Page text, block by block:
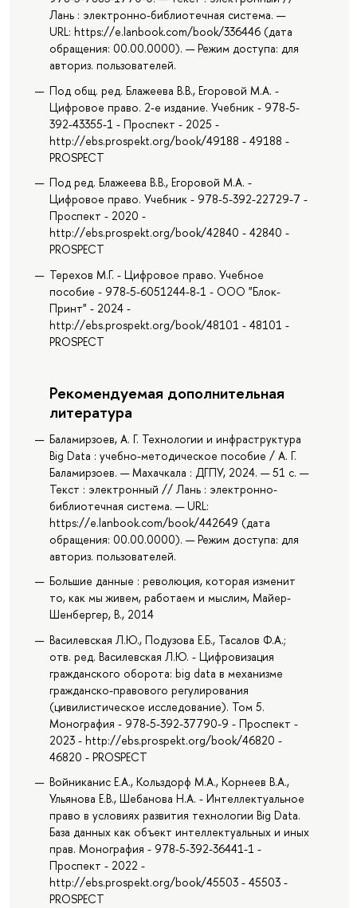
Лань : электронно-библиотечная система. —
URL: https://e.lanbook.com/book/336446 (дата
обращения: 00.00.0000). — Режим доступа: для
авториз. пользователей.
Под общ. ред. Блажеева В.В., Егоровой М.А. -
Цифровое право. 2-е издание. Учебник - 978-5-
392-43355-1 - Проспект - 2025 -
http://ebs.prospekt.org/book/49188 - 49188 -
PROSPECT
Под ред. Блажеева В.В., Егоровой М.А. -
Цифровое право. Учебник - 978-5-392-22729-7 -
Проспект - 2020 -
http://ebs.prospekt.org/book/42840 - 42840 -
PROSPECT
Терехов М.Г. - Цифровое право. Учебное
пособие - 978-5-6051244-8-1 - ООО "Блок-
Принт" - 2024 -
http://ebs.prospekt.org/book/48101 - 48101 -
PROSPECT
Рекомендуемая дополнительная
литература
Баламирзоев, А. Г. Технологии и инфраструктура
Big Data : учебно-методическое пособие / А. Г.
Баламирзоев. — Махачкала : ДГПУ, 2024. — 51 с. —
Текст : электронный // Лань : электронно-
библиотечная система. — URL:
https://e.lanbook.com/book/442649 (дата
обращения: 00.00.0000). — Режим доступа: для
авториз. пользователей.
Большие данные : революция, которая изменит
то, как мы живем, работаем и мыслим, Майер-
Шенбергер, В., 2014
Василевская Л.Ю., Подузова Е.Б., Тасалов Ф.А.;
отв. ред. Василевская Л.Ю. - Цифровизация
гражданского оборота: big data в механизме
гражданско-правового регулирования
(цивилистическое исследование). Том 5.
Монография - 978-5-392-37790-9 - Проспект -
2023 - http://ebs.prospekt.org/book/46820 -
46820 - PROSPECT
Войниканис Е.А., Кольздорф М.А., Корнеев В.А.,
Ульянова Е.В., Шебанова Н.А. - Интеллектуальное
право в условиях развития технологии Big Data.
База данных как объект интеллектуальных и иных
прав. Монография - 978-5-392-36441-1 -
Проспект - 2022 -
http://ebs.prospekt.org/book/45503 - 45503 -
PROSPECT